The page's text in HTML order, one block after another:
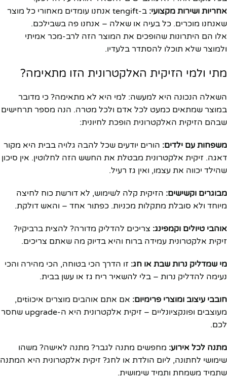
אחריות ושירות מקצועי:
ב-tengift אנחנו עומדים מאחורי כל מוצר
שאנחנו מוכרים. כל בעיה או שאלה – אנחנו פה בשבילכם.
אלו הם היתרונות שהופכים את המוצר הזה לרב-מכר אמיתי
ולמוצר שלא תוכלו להסתדר בלעדיו.
מתי ולמי הזיקית האלקטרונית הזו מתאימה?
השאלה הנכונה היא למעשה: למי היא לא מתאימה? כי מדובר
במוצר שמתאים כמעט לכל אדם ולכל מטרה. הנה מספר תרחישים
שבהם הזיקית האלקטרונית הופכת לחיונית:
משפחות עם ילדים: הורים יודעים שכל להבה גלויה בבית היא מקור
דאגה. זיקית אלקטרונית מבטלת את החשש הזה לחלוטין. אין סיכון
שהילד יכווה את עצמו, ואין גז רעיל.
מבוגרים וקשישים: הזיקית קלה לשימוש, לא דורשת כוח לחיצה
מיוחד ולא סובלת מתקלות מכניות. כפתור אחד – והאש דולקת.
אוהבי טיולים וקמפינג: צריכים להדליק מדורה? להצית ברביקיו?
זיקית אלקטרונית עמידה ברוח והיא בדיוק מה שאתם צריכים.
מי שמדליק נרות שבת או חג: זו הדרך הכי בטוחה, הכי מהירה והכי
נעימה להדליק נרות – בלי להשאיר ריח גז או עשן בבית.
חובבי עיצוב ומוצרי פרימיום:
אם אתם אוהבים מוצרים איכוtiים,
מעוצבים ופונקציונליים – זיקית אלקטרונית היא ה-upgrade שחסר
לכם.
מתנה לכל אירוע: מחפשים מתנה לגבר? מתנה לאישה? משהו
שימושי לחתונה, ליום הולדת או לחג? זיקית אלקטרונית היא המתנה
שתמיד משמחת ותמיד שימושית.